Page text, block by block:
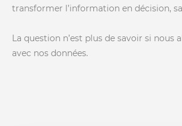
transformer l’information en décision,
La question n’est plus de savoir si nous
avec nos données.